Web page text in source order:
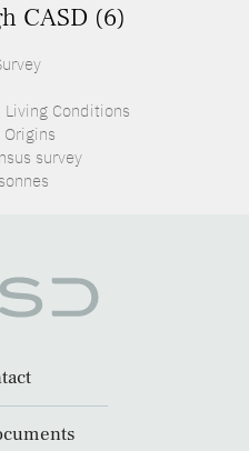
CASD (6)
Living Conditions
Origins
survey